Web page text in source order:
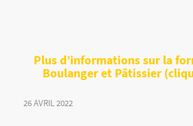
Plus d’informations sur la
Boulanger et Pâtissier
26 AVRIL 2022